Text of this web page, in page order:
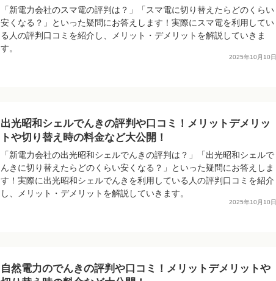
「新電力会社のスマ電の評判は？」「スマ電に切り替えたらどのくらい
安くなる？」といった疑問にお答えします！実際にスマ電を利用してい
る人の評判口コミを紹介し、メリット・デメリットを解説していきま
す。
2025年10月10日
出光昭和シェルでんきの評判や口コミ！メリットデメリッ
トや切り替え時の料金など大公開！
「新電力会社の出光昭和シェルでんきの評判は？」「出光昭和シェルで
んきに切り替えたらどのくらい安くなる？」といった疑問にお答えしま
す！実際に出光昭和シェルでんきを利用している人の評判口コミを紹介
し、メリット・デメリットを解説していきます。
2025年10月10日
自然電力のでんきの評判や口コミ！メリットデメリットや